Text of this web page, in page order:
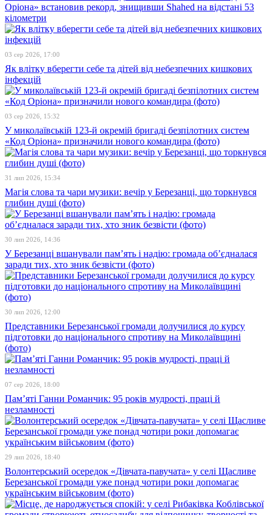
Оріона» встановив рекорд, знищивши Shahed на відстані 53
кілометри
03 сер 2026, 17:00
Як влітку вберегти себе та дітей від небезпечних кишкових
інфекцій
03 сер 2026, 15:32
У миколаївській 123-й окремій бригаді безпілотних систем
«Код Оріона» призначили нового командира (фото)
31 лип 2026, 15:34
Магія слова та чари музики: вечір у Березанці, що торкнувся
глибин душі (фото)
30 лип 2026, 14:36
У Березанці вшанували пам’ять і надію: громада об’єдналася
заради тих, хто зник безвісти (фото)
30 лип 2026, 12:00
Представники Березанської громади долучилися до курсу
підготовки до національного спротиву на Миколаївщині
(фото)
07 сер 2026, 18:00
Пам’яті Ганни Романчик: 95 років мудрості, праці й
незламності
29 лип 2026, 18:40
Волонтерський осередок «Дівчата-павучата» у селі Щасливе
Березанської громади уже понад чотири роки допомагає
українським військовим (фото)